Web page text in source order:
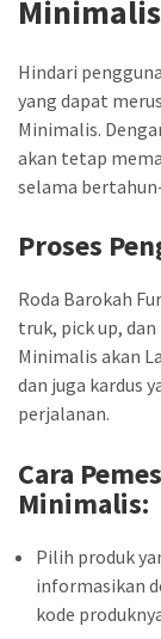
Hindari
yang dapat
Minimalis.
akan tetap
selama
Proses
Roda Barokah
truk, pick up,
Minimalis akan
dan juga kardus
perjalanan.
Cara
Minimalis:
Pilih produk
informasikan
kode